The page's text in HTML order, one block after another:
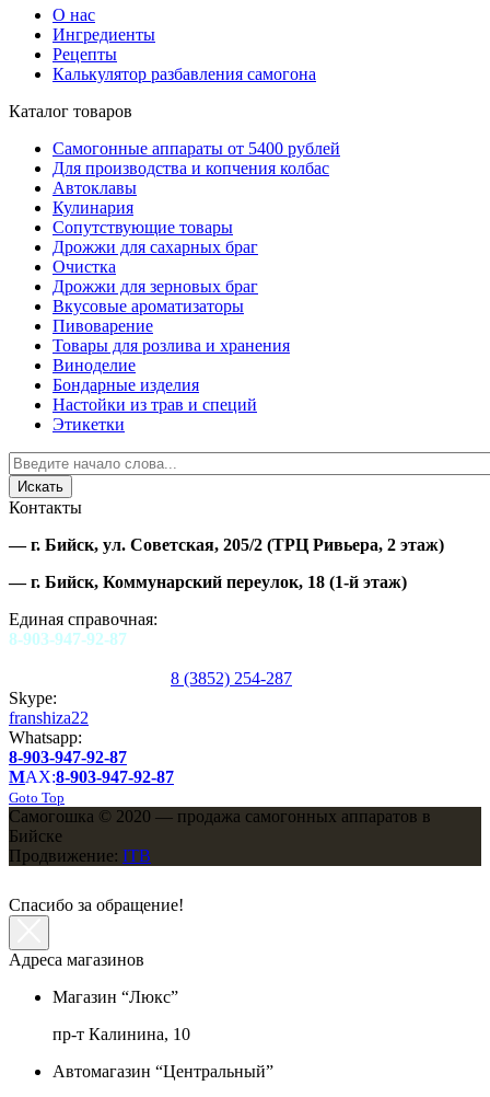
О нас
Ингредиенты
Рецепты
Калькулятор разбавления самогона
Каталог товаров
Самогонные аппараты от 5400 рублей
Для производства и копчения колбас
Автоклавы
Кулинария
Сопутствующие товары
Дрожжи для сахарных браг
Очистка
Дрожжи для зерновых браг
Вкусовые ароматизаторы
Пивоварение
Товары для розлива и хранения
Виноделие
Бондарные изделия
Настойки из трав и специй
Этикетки
Контакты
—г. Бийск, ул. Советская, 205/2 (ТРЦ Ривьера, 2 этаж)
—г. Бийск, Коммунарский переулок, 18 (1-й этаж)
Единая справочная:
8-903-947-92-87
8 (3852) 254-287
Skype:
franshiza22
Whatsapp:
8-903-947-92-87
MAX:8-903-947-92-87
Goto Top
Самогошка © 2020 — продажа самогонных аппаратов в
Бийске
Продвижение: ITB
Спасибо за обращение!
Адреса магазинов
Магазин “Люкс”
пр-т Калинина, 10
Автомагазин “Центральный”